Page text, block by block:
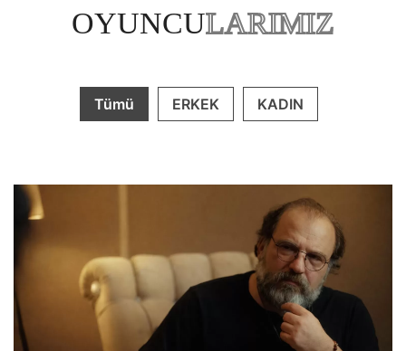
OYUNCULARIMIZ
Tümü ERKEK KADIN